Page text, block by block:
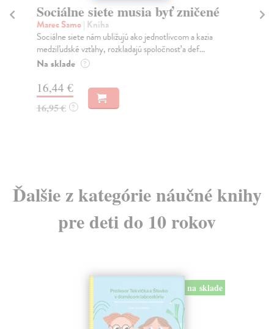
Sociálne siete musia byť zničené
Marec Samo| Kniha
Sociálne siete nám ubližujú ako jednotlivcom a kazia
medziľudské vzťahy, rozkladajú spoločnosť a def...
Na sklade ?
16,44 €
16,95 € ?
Ďalšie z kategórie náučné knihy
pre deti do 10 rokov
na sklade